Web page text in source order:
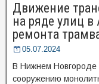
Движение
на ряде улиц
ремонта
05.07.2024
В Нижнем Новгороде
сооружению